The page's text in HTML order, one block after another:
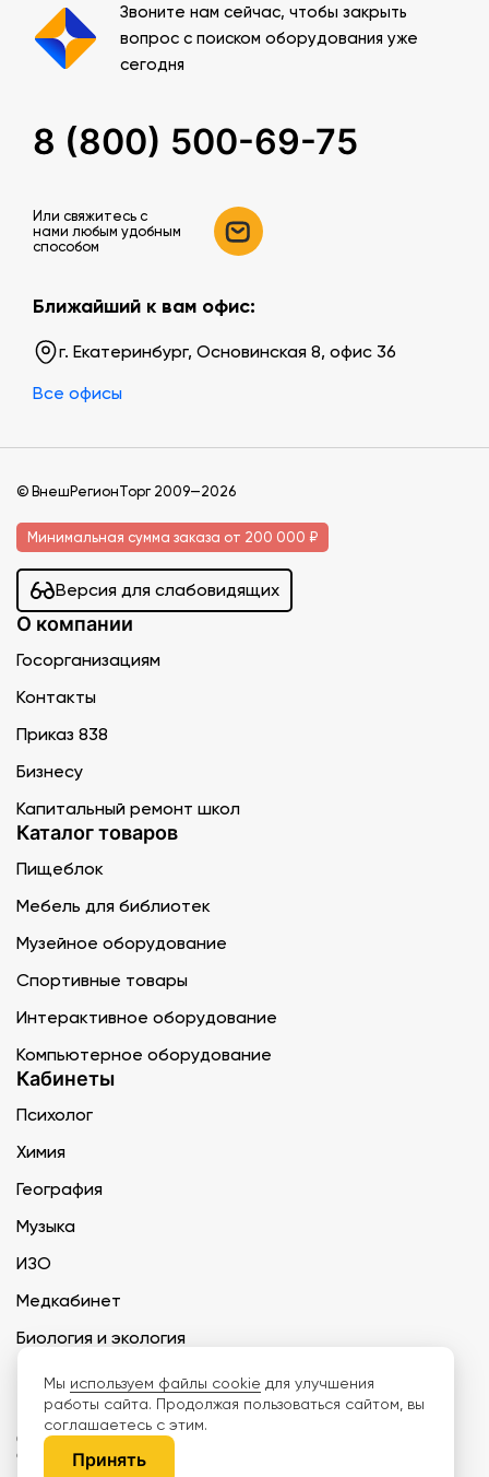
Звоните нам сейчас, чтобы закрыть
вопрос с поиском оборудования уже
сегодня
8 (800) 500-69-75
Или свяжитесь c
нами любым удобным
способом
Ближайший к вам офис:
г. Екатеринбург, Основинская 8, офис 36
Все офисы
© ВнешРегионТорг 2009—2026
Минимальная сумма заказа от 200 000 ₽
Версия для слабовидящих
О компании
Госорганизациям
Контакты
Приказ 838
Бизнесу
Капитальный ремонт школ
Каталог товаров
Пищеблок
Мебель для библиотек
Музейное оборудование
Спортивные товары
Интерактивное оборудование
Компьютерное оборудование
Кабинеты
Психолог
Химия
География
Музыка
ИЗО
Медкабинет
Биология и экология
Технология
ООО «Дети наше будущее» ИНН 6671165273 ОГРН 1216600030250 КПП
667101001 БИК 046577674
Мы используем файлы cookie для улучшения
работы сайта. Продолжая пользоваться сайтом, вы
соглашаетесь с этим.
Принять